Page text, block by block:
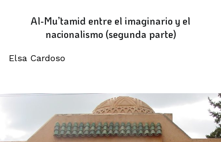
Al-Mu’tamid entre el imaginario y el
nacionalismo (segunda parte)
Elsa Cardoso